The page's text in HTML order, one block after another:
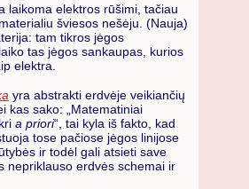
laikoma elektros rūšimi, tačiau
šviesos nešėju. (Nauja)
tam tikros jėgos
tas jėgos sankaupas, kurios
elektra.
yra abstrakti erdvėje veikiančių
kas sako: „Matematiniai
a priori“, tai kyla iš fakto, kad
tose pačiose jėgos linijose
ir todėl gali atsieti save
nepriklauso erdvės schemai ir